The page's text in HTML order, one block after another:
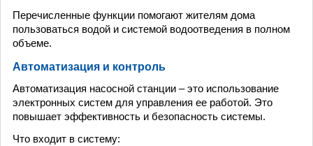
Перечисленные функции помогают жителям дома
пользоваться водой и системой водоотведения в полном
объеме.
Автоматизация и контроль
Автоматизация насосной станции – это использование
электронных систем для управления ее работой. Это
повышает эффективность и безопасность системы.
Что входит в систему: